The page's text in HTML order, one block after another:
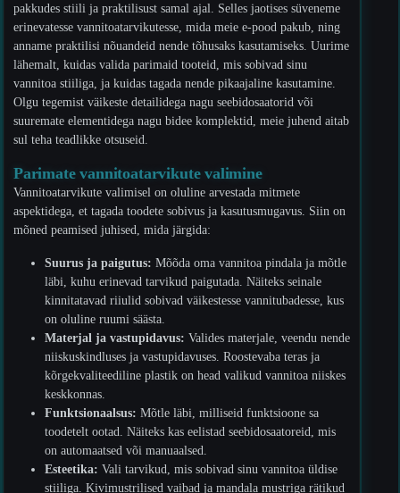
pakkudes stiili ja praktilisust samal ajal. Selles jaotises süveneme
erinevatesse vannitoatarvikutesse, mida meie e-pood pakub, ning
anname praktilisi nõuandeid nende tõhusaks kasutamiseks. Uurime
lähemalt, kuidas valida parimaid tooteid, mis sobivad sinu
vannitoa stiiliga, ja kuidas tagada nende pikaajaline kasutamine.
Olgu tegemist väikeste detailidega nagu seebidosaatorid või
suuremate elementidega nagu bidee komplektid, meie juhend aitab
sul teha teadlikke otsuseid.
Parimate vannitoatarvikute valimine
Vannitoatarvikute valimisel on oluline arvestada mitmete
aspektidega, et tagada toodete sobivus ja kasutusmugavus. Siin on
mõned peamised juhised, mida järgida:
Suurus ja paigutus: Mõõda oma vannitoa pindala ja mõtle
läbi, kuhu erinevad tarvikud paigutada. Näiteks seinale
kinnitatavad riiulid sobivad väikestesse vannitubadesse, kus
on oluline ruumi säästa.
Materjal ja vastupidavus: Valides materjale, veendu nende
niiskuskindluses ja vastupidavuses. Roostevaba teras ja
kõrgekvaliteediline plastik on head valikud vannitoa niiskes
keskkonnas.
Funktsionaalsus: Mõtle läbi, milliseid funktsioone sa
toodetelt ootad. Näiteks kas eelistad seebidosaatoreid, mis
on automaatsed või manuaalsed.
Esteetika: Vali tarvikud, mis sobivad sinu vannitoa üldise
stiiliga. Kivimustrilised vaibad ja mandala mustriga rätikud